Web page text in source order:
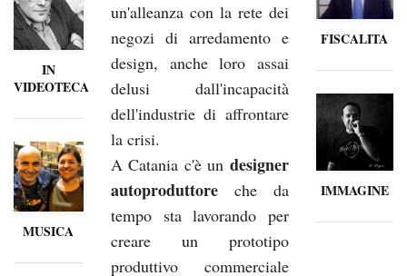
IN
VIDEOTECA
MUSICA
un'alleanza con la rete dei
negozi di arredamento e
design, anche loro assai
delusi dall'incapacità
dell'industrie di affrontare
la crisi.
A Catania c'è un designer
autoproduttoreche da
tempo sta lavorando per
creare un prototipo
produttivo commerciale
FISCALITA
IMMAGINE